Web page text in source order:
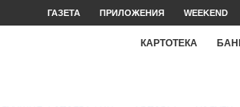
ГАЗЕТА ПРИЛОЖЕНИЯ WEEKEND
КАРТОТЕКА